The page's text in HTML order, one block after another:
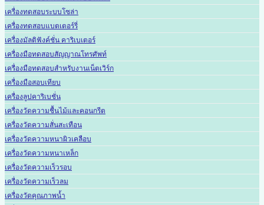
เครื่องทดสอบระบบโซล่า
เครื่องทดสอบแบตเตอร์รี่
เครื่องมัลติฟังค์ชั่น คาริเบเตอร์
เครื่องมือทดสอบสัญญาณโทรศัพท์
เครื่องมือทดสอบสำหรับงานเน็ตเวิร์ก
เครื่องมือสอบเทียบ
เครื่องลูปคาริเบชั่น
เครื่องวัดความชื้นไม้และคอนกรีต
เครื่องวัดความสั่นสะเทือน
เครื่องวัดความหนาผิวเคลือบ
เครื่องวัดความหนาเหล็ก
เครื่องวัดความเร็วรอบ
เครื่องวัดความเร็วลม
เครื่องวัดคุณภาพน้ำ